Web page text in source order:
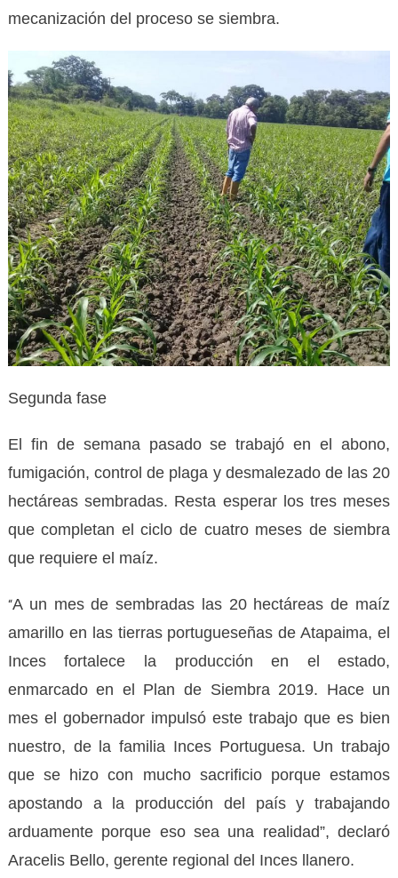
mecanización del proceso se siembra.
Segunda fase
El fin de semana pasado se trabajó en el abono,
fumigación, control de plaga y desmalezado de las 20
hectáreas sembradas. Resta esperar los tres meses
que completan el ciclo de cuatro meses de siembra
que requiere el maíz.
“A un mes de sembradas las 20 hectáreas de maíz
amarillo en las tierras portugueseñas de Atapaima, el
Inces fortalece la producción en el estado,
enmarcado en el Plan de Siembra 2019. Hace un
mes el gobernador impulsó este trabajo que es bien
nuestro, de la familia Inces Portuguesa. Un trabajo
que se hizo con mucho sacrificio porque estamos
apostando a la producción del país y trabajando
arduamente porque eso sea una realidad”, declaró
Aracelis Bello, gerente regional del Inces llanero.